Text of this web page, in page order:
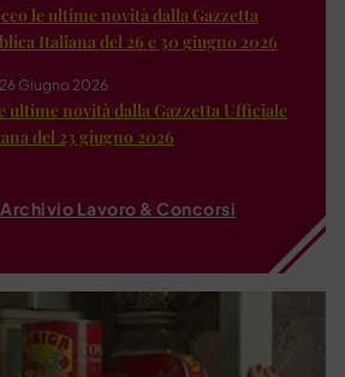
le ultime novità dalla Gazzetta
Italiana del 26 e 30 giugno 2026
Giugno 2026
ultime novità dalla Gazzetta Ufficiale
del 23 giugno 2026
Lavoro & Concorsi